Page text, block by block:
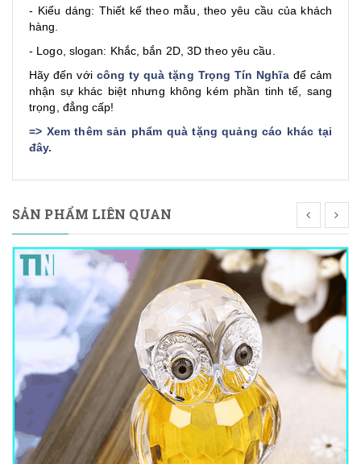
- Kiểu dáng: Thiết kế theo mẫu, theo yêu cầu của khách
hàng.
- Logo, slogan: Khắc, bắn 2D, 3D theo yêu cầu.
Hãy đến với công ty quà tặng Trọng Tín Nghĩađể cảm
nhận sự khác biệt nhưng không kém phần tinh tế, sang
trọng, đẳng cấp!
=> Xem thêm sản phẩm quà tặng quảng cáo khác tại
đây.
SẢN PHẨM LIÊN QUAN